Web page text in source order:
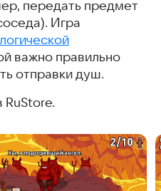
передать предмет
Игра
логической
важно правильно
отправки душ.
RuStore.